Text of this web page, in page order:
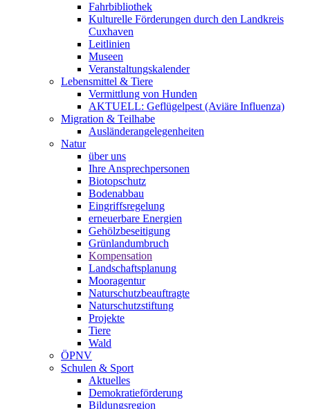
Fahrbibliothek
Kulturelle Förderungen durch den Landkreis
Cuxhaven
Leitlinien
Museen
Veranstaltungskalender
Lebensmittel & Tiere
Vermittlung von Hunden
AKTUELL: Geflügelpest (Aviäre Influenza)
Migration & Teilhabe
Ausländerangelegenheiten
Natur
über uns
Ihre Ansprechpersonen
Biotopschutz
Bodenabbau
Eingriffsregelung
erneuerbare Energien
Gehölzbeseitigung
Grünlandumbruch
Kompensation
Landschaftsplanung
Mooragentur
Naturschutzbeauftragte
Naturschutzstiftung
Projekte
Tiere
Wald
ÖPNV
Schulen & Sport
Aktuelles
Demokratieförderung
Bildungsregion